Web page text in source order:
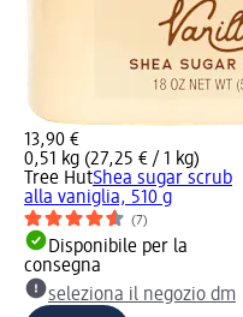
13,90 €
0,51 kg (27,25 € / 1 kg)
Tree HutShea sugar scrub
alla vaniglia, 510 g
(7)
Disponibile per la
consegna
seleziona il negozio dm